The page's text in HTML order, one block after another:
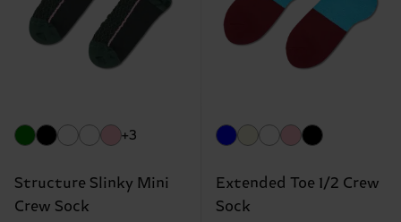
+3
Structure Slinky Mini
Crew Sock
Extended Toe 1/2 Crew
Sock